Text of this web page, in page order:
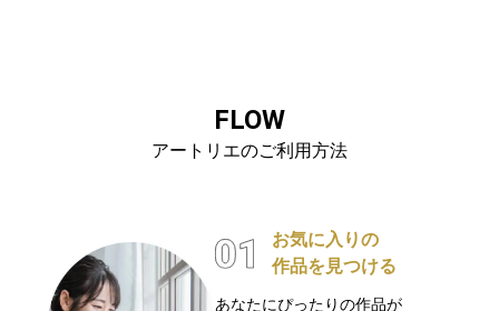
FLOW
アートリエのご利用方法
お気に入りの
作品を見つける
あなたにぴったりの作品が